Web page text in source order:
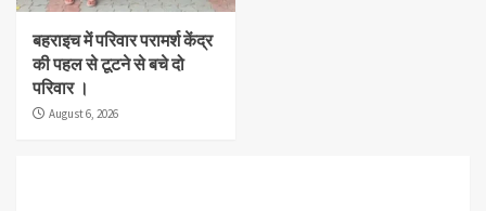
बहराइच में परिवार परामर्श केंद्र
की पहल से टूटने से बचे दो
परिवार ।
August 6, 2026